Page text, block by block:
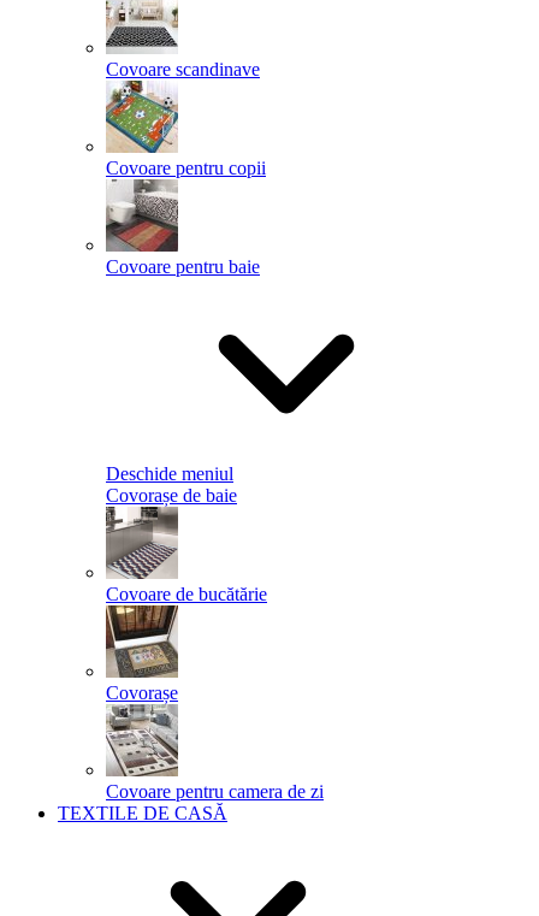
Covoare scandinave
Covoare pentru copii
Covoare pentru baie
Deschide meniul
Covorașe de baie
Covoare de bucătărie
Covorașe
Covoare pentru camera de zi
TEXTILE DE CASĂ